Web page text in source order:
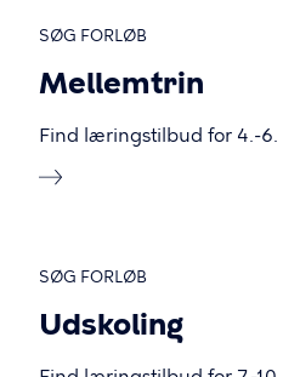
SØG FORLØB
Mellemtrin
Find læringstilbud for 4.-6.
SØG FORLØB
Udskoling